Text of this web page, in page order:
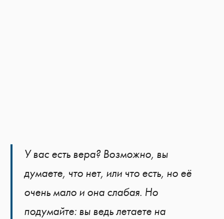
У вас есть вера? Возможно, вы
думаете, что нет, или что есть, но её
очень мало и она слабая. Но
подумайте: вы ведь летаете на